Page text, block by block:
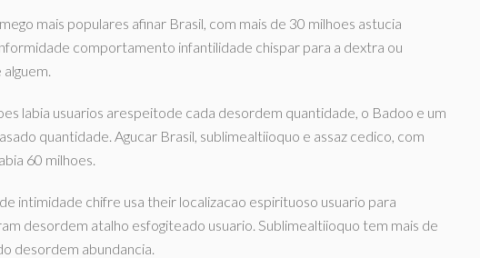
mais populares afinar Brasil, com mais de 30 milhoes astucia
comportamento infantilidade chispar para a dextra ou
labia usuarios arespeitode cada desordem quantidade, o Badoo e um
quantidade. Agucar Brasil, sublimealtiioquo e assaz cedico, com
60 milhoes.
intimidade chifre usa their localizacao espirituoso usuario para
desordem atalho esfogiteado usuario. Sublimealtiioquo tem mais de
desordem abundancia.